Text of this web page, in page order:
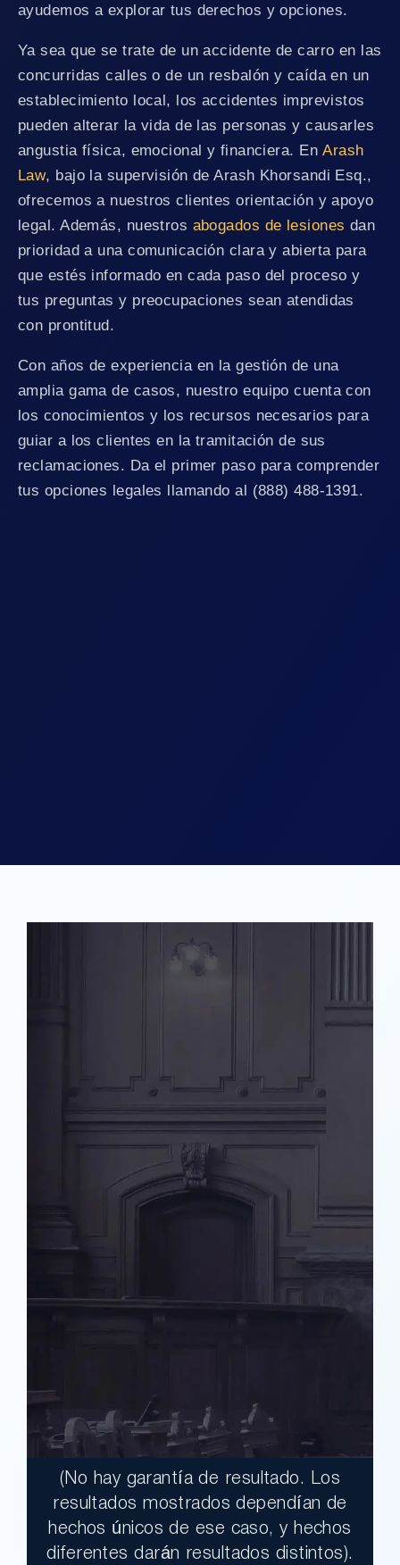
ayudemos a explorar tus derechos y opciones.
Ya sea que se trate de un accidente de carro en las
concurridas calles o de un resbalón y caída en un
establecimiento local, los accidentes imprevistos
pueden alterar la vida de las personas y causarles
angustia física, emocional y financiera. EnArash
Law, bajo la supervisión de Arash Khorsandi Esq.,
ofrecemos a nuestros clientes orientación y apoyo
legal. Además, nuestros abogados de lesiones dan
prioridad a una comunicación clara y abierta para
que estés informado en cada paso del proceso y
tus preguntas y preocupaciones sean atendidas
con prontitud.
Con años de experiencia en la gestión de una
amplia gama de casos, nuestro equipo cuenta con
los conocimientos y los recursos necesarios para
guiar a los clientes en la tramitación de sus
reclamaciones. Da el primer paso para comprender
tus opciones legales llamando al (888) 488-1391.
$17,900,000.00
Un jurado declaró al Condado de Los
(No hay garantía de resultado. Los
resultados mostrados dependían de
hechos únicos de ese caso, y hechos
diferentes darán resultados distintos).